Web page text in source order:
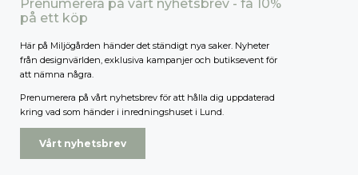
Prenumerera på vårt nyhetsbrev - få 10%
på ett köp
Här på Miljögården händer det ständigt nya saker. Nyheter
från designvärlden, exklusiva kampanjer och butiksevent för
att nämna några.
Prenumerera på vårt nyhetsbrev för att hålla dig uppdaterad
kring vad som händer i inredningshuset i Lund.
Vårt nyhetsbrev